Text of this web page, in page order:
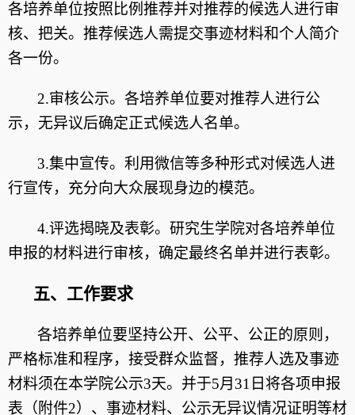
各培养单位按照比例推荐并对推荐的候选人进行审
核、把关。推荐候选人需提交事迹材料和个人简介
各一份。
2.审核公示。各培养单位要对推荐人进行公
示，无异议后确定正式候选人名单。
3.集中宣传。利用微信等多种形式对候选人进
行宣传，充分向大众展现身边的模范。
4.评选揭晓及表彰。研究生学院对各培养单位
申报的材料进行审核，确定最终名单并进行表彰。
五、工作要求
各培养单位要坚持公开、公平、公正的原则，
严格标准和程序，接受群众监督，推荐人选及事迹
材料须在本学院公示3天。并于5月31日将各项申报
表（附件2）、事迹材料、公示无异议情况证明等材